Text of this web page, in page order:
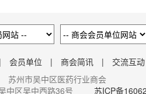
| 会员单位 | 商会简讯 | 交流互动
苏州市吴中区医药行业商会
吴中区吴中西路36号
苏ICP备